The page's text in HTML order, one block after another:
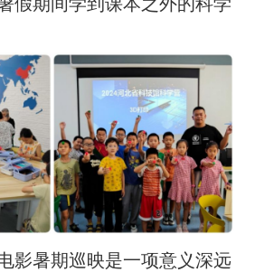
假期间学到课本之外的科学
影暑期巡映是一项意义深远